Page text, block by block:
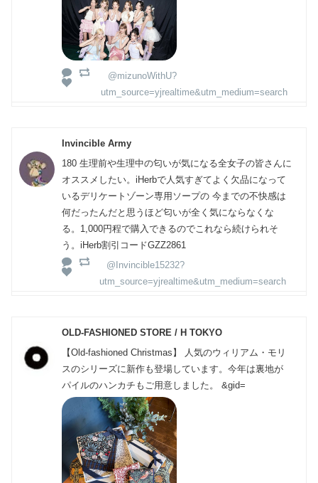
@mizunoWithU?
utm_source=yjrealtime&utm_medium=search
Invincible Army
180 生理前や生理中の匂いが気になる全女子の皆さんに
オススメしたい。iHerbで人気すぎてよく欠品になって
いるデリケートゾーン専用ソープの 今までの不快感は
何だったんだと思うほど匂いが全く気にならなくな
る。1,000円程で購入できるのでこれなら続けられそ
う。iHerb割引コードGZZ2861
@Invincible15232?
utm_source=yjrealtime&utm_medium=search
OLD-FASHIONED STORE / H TOKYO
【Old-fashioned Christmas】 人気のウィリアム・モリ
スのシリーズに新作も登場しています。今年は裏地が
パイルのハンカチもご用意しました。 &gid=